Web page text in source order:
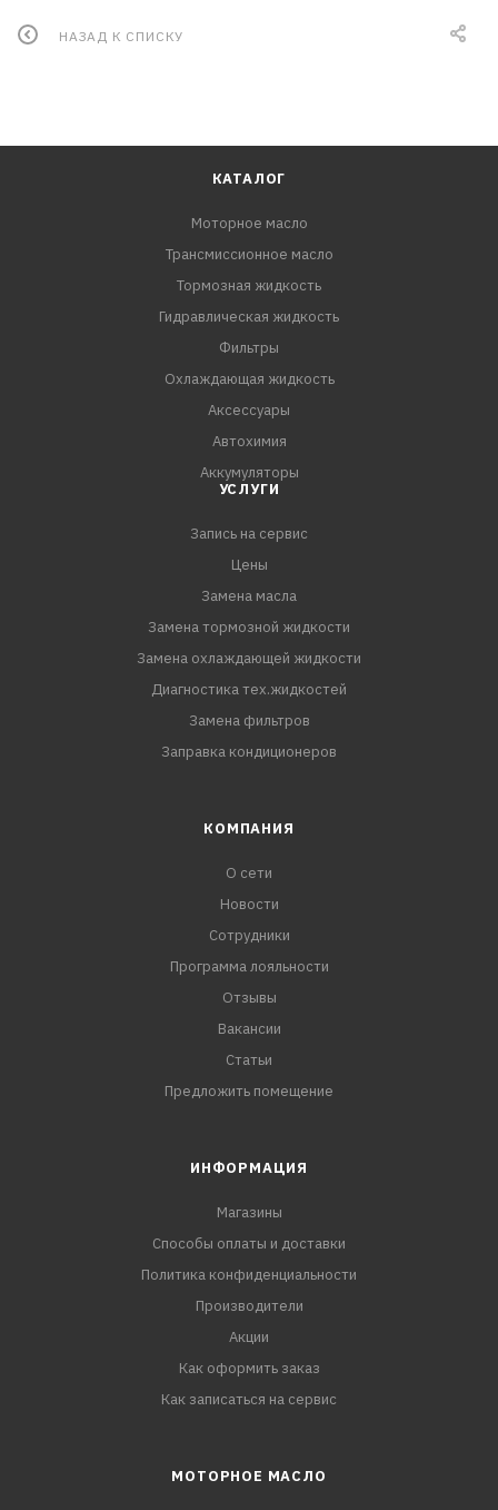
НАЗАД К СПИСКУ
КАТАЛОГ
Моторное масло
Трансмиссионное масло
Тормозная жидкость
Гидравлическая жидкость
Фильтры
Охлаждающая жидкость
Аксессуары
Автохимия
Аккумуляторы
УСЛУГИ
Запись на сервис
Цены
Замена масла
Замена тормозной жидкости
Замена охлаждающей жидкости
Диагностика тех.жидкостей
Замена фильтров
Заправка кондиционеров
КОМПАНИЯ
О сети
Новости
Сотрудники
Программа лояльности
Отзывы
Вакансии
Статьи
Предложить помещение
ИНФОРМАЦИЯ
Магазины
Способы оплаты и доставки
Политика конфиденциальности
Производители
Акции
Как оформить заказ
Как записаться на сервис
МОТОРНОЕ МАСЛО